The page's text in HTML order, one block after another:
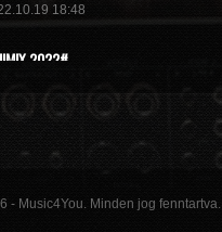
18:48
2022#
10:40
- Music4You. Minden jog fenntartva.